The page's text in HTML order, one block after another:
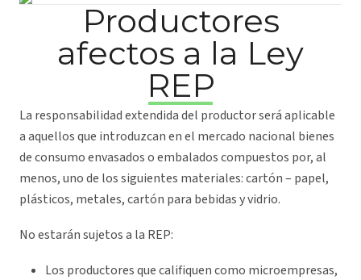
Productores
afectos a la Ley
REP
La responsabilidad extendida del productor será aplicable
a aquellos que introduzcan en el mercado nacional bienes
de consumo envasados o embalados compuestos por, al
menos, uno de los siguientes materiales: cartón – papel,
plásticos, metales, cartón para bebidas y vidrio.
No estarán sujetos a la REP:
Los productores que califiquen como microempresas,